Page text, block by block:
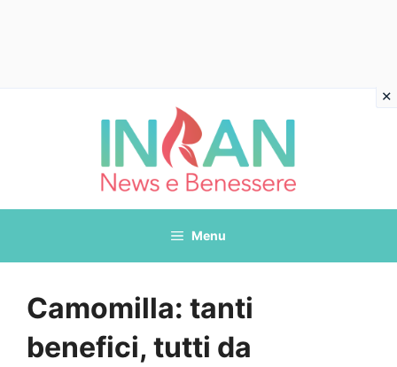
Menu
Camomilla: tanti
benefici, tutti da